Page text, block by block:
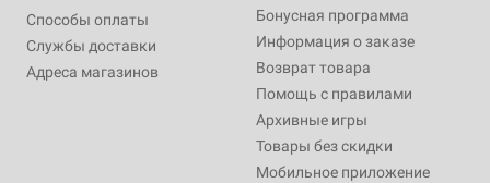
Способы оплаты
Службы доставки
Адреса магазинов
Бонусная программа
Информация о заказе
Возврат товара
Помощь с правилами
Архивные игры
Товары без скидки
Мобильное приложение